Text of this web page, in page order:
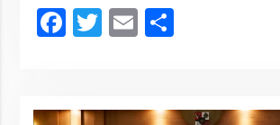
Facebook
Twitter
EmailShare